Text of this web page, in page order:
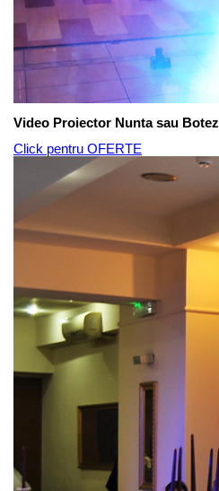
Video Proiector Nunta sau Botez
Click pentru OFERTE